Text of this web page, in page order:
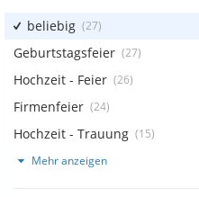
beliebig (27)
Geburtstagsfeier (27)
Hochzeit - Feier (26)
Firmenfeier (24)
Hochzeit - Trauung (15)
Mehr anzeigen